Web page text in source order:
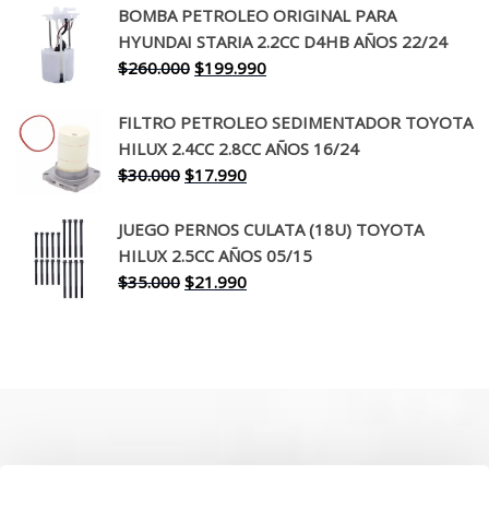
original
era:
$650.000.
actual
es:
$519.990.
BOMBA PETROLEO ORIGINAL PARA
HYUNDAI STARIA 2.2CC D4HB AÑOS 22/24
$260.000 El
original
era:
$260.000.
$199.990El
actual
es:
FILTRO PETROLEO SEDIMENTADOR TOYOTA
HILUX 2.4CC 2.8CC AÑOS 16/24
$30.000 El
original
era:
$30.000.
$17.990El
actual
es:
$17.990.
JUEGO PERNOS CULATA (18U) TOYOTA
HILUX 2.5CC AÑOS 05/15
$35.000 El
$21.990El